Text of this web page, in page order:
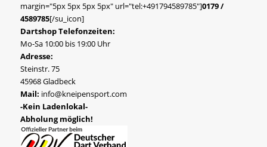
margin="5px 5px 5px 5px" url="tel:+491794589785"]0179 /
4589785[/su_icon]
Dartshop Telefonzeiten:
Mo-Sa 10:00 bis 19:00 Uhr
Adresse:
Steinstr. 75
45968 Gladbeck
Mail: info@kneipensport.com
-Kein Ladenlokal-
Abholung möglich!